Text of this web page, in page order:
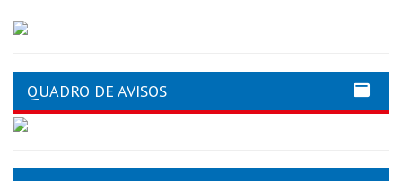
QUADRO DE AVISOS